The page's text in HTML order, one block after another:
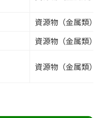
資源物（金属類）
資源物（金属類）
資源物（金属類）